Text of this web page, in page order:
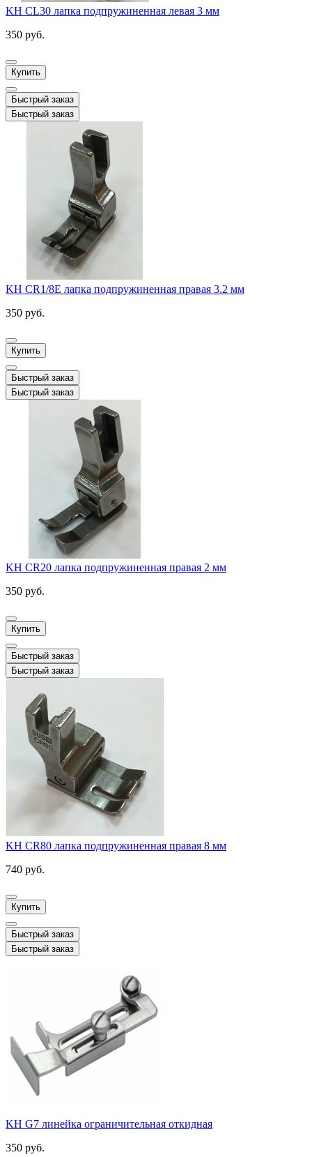
KH CL30 лапка подпружиненная левая 3 мм
350 руб.
Купить
Быстрый заказ
Быстрый заказ
KH CR1/8E лапка подпружиненная правая 3.2 мм
350 руб.
Купить
Быстрый заказ
Быстрый заказ
KH CR20 лапка подпружиненная правая 2 мм
350 руб.
Купить
Быстрый заказ
Быстрый заказ
KH CR80 лапка подпружиненная правая 8 мм
740 руб.
Купить
Быстрый заказ
Быстрый заказ
KH G7 линейка ограничительная откидная
350 руб.